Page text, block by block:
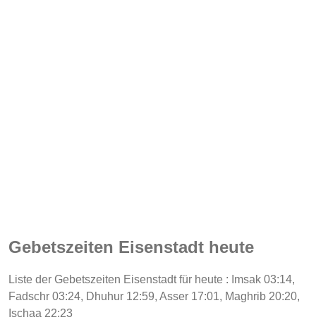
Gebetszeiten Eisenstadt heute
Liste der Gebetszeiten Eisenstadt für heute : Imsak 03:14,
Fadschr 03:24, Dhuhur 12:59, Asser 17:01, Maghrib 20:20,
Ischaa 22:23